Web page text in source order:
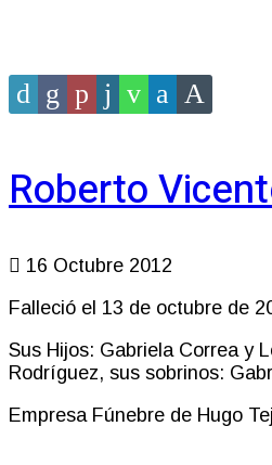
Roberto
16 Octubre 2012
Falleció el 13 de octubre de
Sus Hijos: Gabriela Correa y
Rodríguez, sus sobrinos:
Empresa Fúnebre de Hugo